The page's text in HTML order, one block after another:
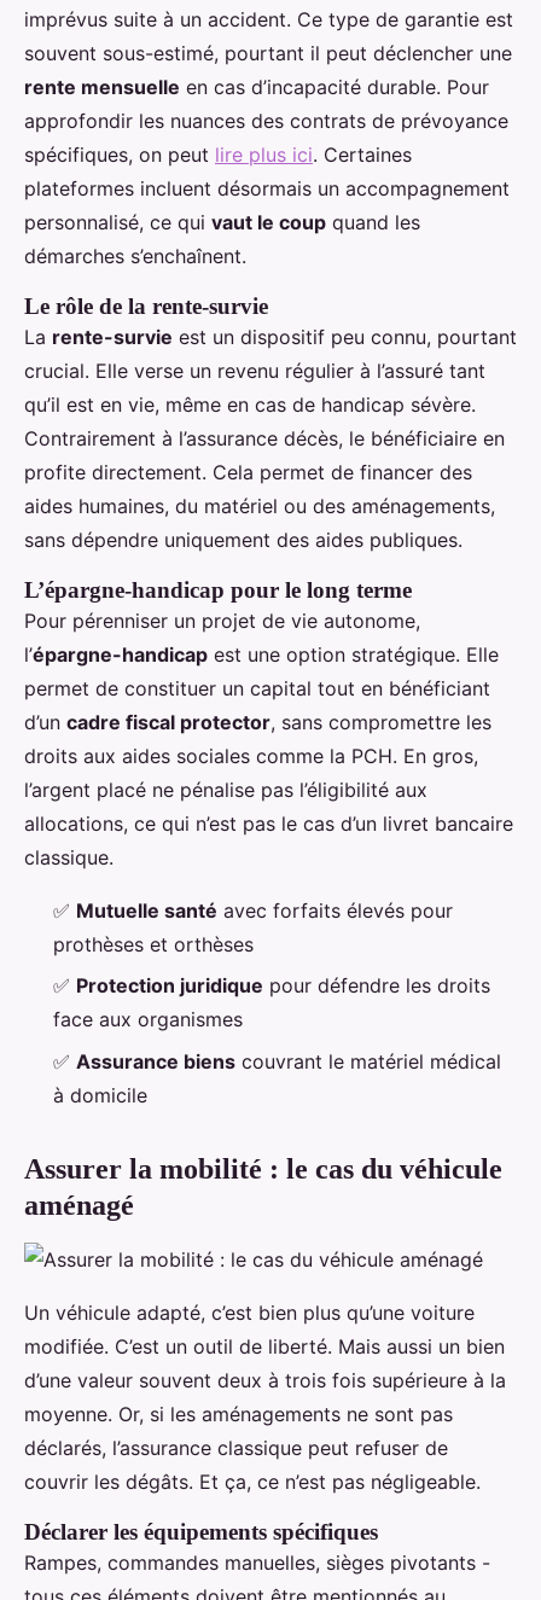
imprévus suite à un accident. Ce type de garantie est
souvent sous-estimé, pourtant il peut déclencher une
rente mensuelle en cas d’incapacité durable. Pour
approfondir les nuances des contrats de prévoyance
spécifiques, on peut lire plus ici. Certaines
plateformes incluent désormais un accompagnement
personnalisé, ce qui vaut le coup quand les
démarches s’enchaînent.
Le rôle de la rente-survie
La rente-survie est un dispositif peu connu, pourtant
crucial. Elle verse un revenu régulier à l’assuré tant
qu’il est en vie, même en cas de handicap sévère.
Contrairement à l’assurance décès, le bénéficiaire en
profite directement. Cela permet de financer des
aides humaines, du matériel ou des aménagements,
sans dépendre uniquement des aides publiques.
L’épargne-handicap pour le long terme
Pour pérenniser un projet de vie autonome,
l’épargne-handicap est une option stratégique. Elle
permet de constituer un capital tout en bénéficiant
d’un cadre fiscal protector, sans compromettre les
droits aux aides sociales comme la PCH. En gros,
l’argent placé ne pénalise pas l’éligibilité aux
allocations, ce qui n’est pas le cas d’un livret bancaire
classique.
✅ Mutuelle santé avec forfaits élevés pour
prothèses et orthèses
✅ Protection juridique pour défendre les droits
face aux organismes
✅ Assurance biens couvrant le matériel médical
à domicile
Assurer la mobilité : le cas du véhicule
aménagé
Un véhicule adapté, c’est bien plus qu’une voiture
modifiée. C’est un outil de liberté. Mais aussi un bien
d’une valeur souvent deux à trois fois supérieure à la
moyenne. Or, si les aménagements ne sont pas
déclarés, l’assurance classique peut refuser de
couvrir les dégâts. Et ça, ce n’est pas négligeable.
Déclarer les équipements spécifiques
Rampes, commandes manuelles, sièges pivotants -